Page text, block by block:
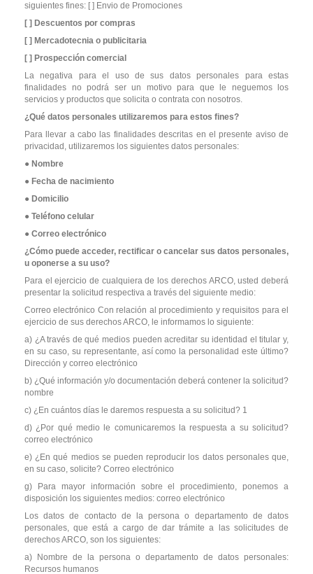
siguientes fines: [ ] Envio de Promociones
[ ] Descuentos por compras
[ ] Mercadotecnia o publicitaria
[ ] Prospección comercial
La negativa para el uso de sus datos personales para estas
finalidades no podrá ser un motivo para que le neguemos los
servicios y productos que solicita o contrata con nosotros.
¿Qué datos personales utilizaremos para estos fines?
Para llevar a cabo las finalidades descritas en el presente aviso de
privacidad, utilizaremos los siguientes datos personales:
● Nombre
● Fecha de nacimiento
● Domicilio
● Teléfono celular
● Correo electrónico
¿Cómo puede acceder, rectificar o cancelar sus datos personales,
u oponerse a su uso?
Para el ejercicio de cualquiera de los derechos ARCO, usted deberá
presentar la solicitud respectiva a través del siguiente medio:
Correo electrónico Con relación al procedimiento y requisitos para el
ejercicio de sus derechos ARCO, le informamos lo siguiente:
a) ¿A través de qué medios pueden acreditar su identidad el titular y,
en su caso, su representante, así como la personalidad este último?
Dirección y correo electrónico
b) ¿Qué información y/o documentación deberá contener la solicitud?
nombre
c) ¿En cuántos días le daremos respuesta a su solicitud? 1
d) ¿Por qué medio le comunicaremos la respuesta a su solicitud?
correo electrónico
e) ¿En qué medios se pueden reproducir los datos personales que,
en su caso, solicite? Correo electrónico
g) Para mayor información sobre el procedimiento, ponemos a
disposición los siguientes medios: correo electrónico
Los datos de contacto de la persona o departamento de datos
personales, que está a cargo de dar trámite a las solicitudes de
derechos ARCO, son los siguientes:
a) Nombre de la persona o departamento de datos personales:
Recursos humanos